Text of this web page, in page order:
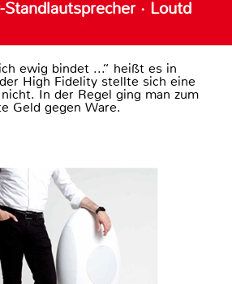
· Loutd
ewig bindet ...“ heißt es in
High Fidelity stellte sich eine
In der Regel ging man zum
Geld gegen Ware.